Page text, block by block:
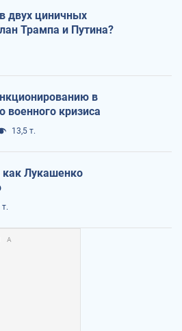
двух циничных
Трампа и Путина?
в
военного кризиса
13,5 т.
Лукашенко